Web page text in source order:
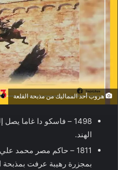
هروب أحد المماليك من مذبحة القلعة
1498 – فاسكو دا غاما
الهند.
1811 – حاكم مصر محمد
بمجزرة رهيبة عرفت بمذبحة